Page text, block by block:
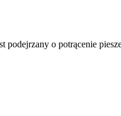
o potrącenie